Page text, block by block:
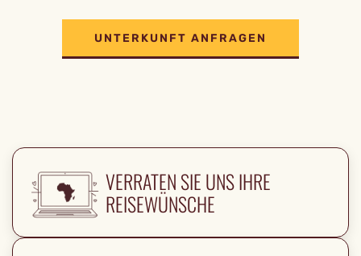
UNTERKUNFT ANFRAGEN
VERRATEN SIE UNS IHRE
REISEWÜNSCHE